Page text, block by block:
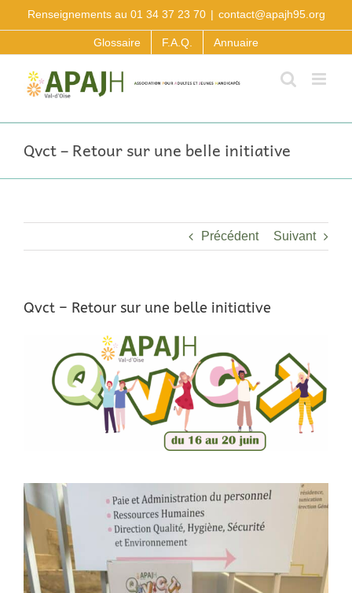
Renseignements au 01 34 37 23 70 | contact@apajh95.org
Glossaire F.A.Q. Annuaire
Qvct – Retour sur une belle initiative
Précédent Suivant
Qvct – Retour sur une belle initiative